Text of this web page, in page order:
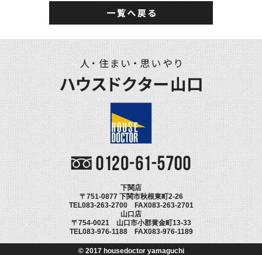
下関店
〒751-0877 下関市秋根東町2-26
TEL083-263-2700 FAX083-263-2701
山口店
〒754-0021 山口市小郡黄金町13-33
TEL083-976-1188 FAX083-976-1189
© 2017 housedoctor yamaguchi